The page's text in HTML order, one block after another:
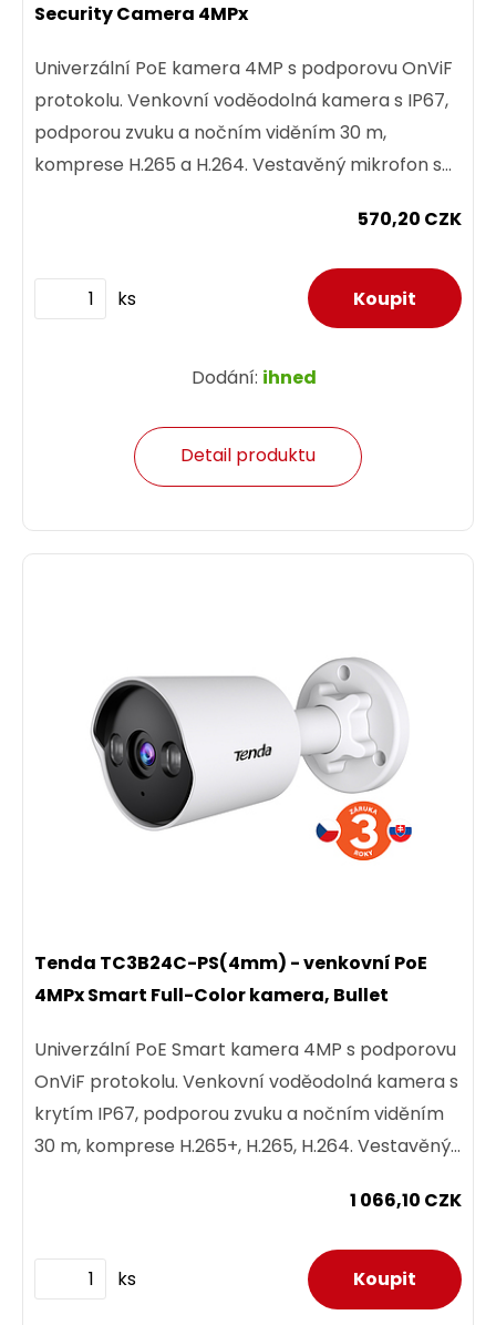
Security Camera 4MPx
Univerzální PoE kamera 4MP s podporovu OnViF
protokolu. Venkovní voděodolná kamera s IP67,
podporou zvuku a nočním viděním 30 m,
komprese H.265 a H.264. Vestavěný mikrofon s
570,20 CZK
ks
Dodání: ihned
Detail produktu
Tenda TC3B24C-PS(4mm) - venkovní PoE
4MPx Smart Full-Color kamera, Bullet
Univerzální PoE Smart kamera 4MP s podporovu
OnViF protokolu. Venkovní voděodolná kamera s
krytím IP67, podporou zvuku a nočním viděním
30 m, komprese H.265+, H.265, H.264. Vestavěný
1 066,10 CZK
ks